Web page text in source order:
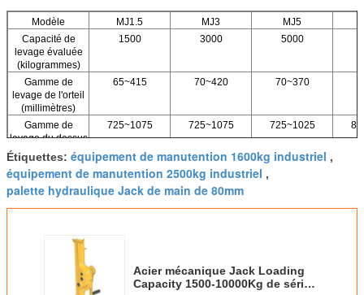
Modèle MJ1.5 MJ3 MJ5
Capacité de
levage évaluée
(kilogrammes)
1500 3000 5000
Gamme de
levage de l'orteil
(millimètres)
65~415 70~420 70~370
Gamme de
levage du dessus
(millimètres)
725~1075 725~1075 725~1025
Charge sur la
poignée
d'opération (n)
≤280 ≤280
N.W.
13,5 22 28
(millimètres)
Étiquettes: équipement de manutention 1600kg industriel ,
équipement de manutention 2500kg industriel ,
palette hydraulique Jack de main de 80mm
Acier mécanique Jack Loading
Capacity 1500-10000Kg de série